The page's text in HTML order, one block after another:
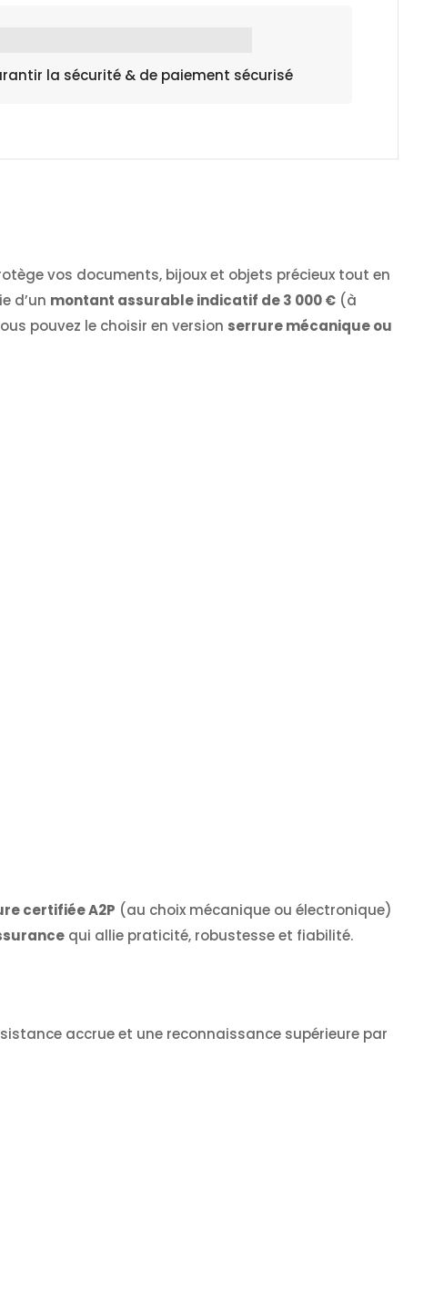
la sécurité & de paiement sécurisé
vos documents, bijoux et objets précieux tout en
d’un montant assurable indicatif de 3 000 € (à
pouvez le choisir en version serrure mécanique ou
certifiée A2P (au choix mécanique ou électronique)
qui allie praticité, robustesse et fiabilité.
accrue et une reconnaissance supérieure par